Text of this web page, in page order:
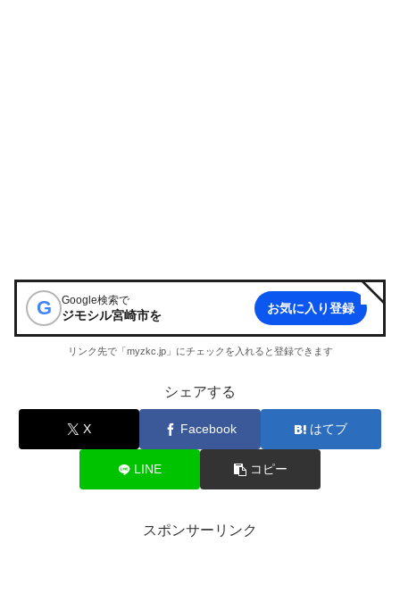
G Google検索で
ジモシル宮崎市を お気に入り登録
リンク先で「myzkc.jp」にチェックを入れると登録できます
シェアする
X Facebook はてブ
LINE コピー
スポンサーリンク